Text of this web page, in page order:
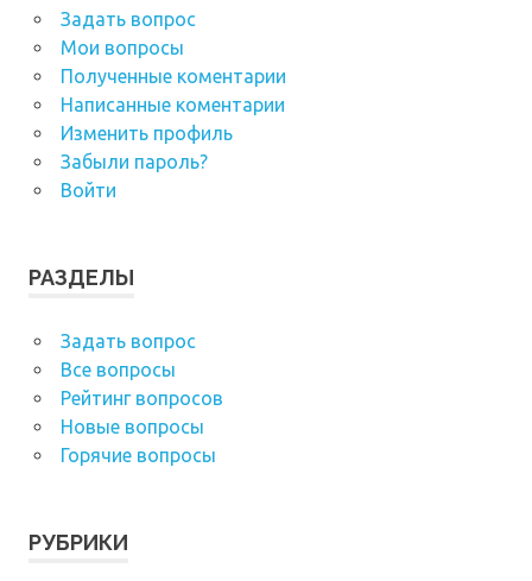
Задать вопрос
Мои вопросы
Полученные коментарии
Написанные коментарии
Изменить профиль
Забыли пароль?
Войти
РАЗДЕЛЫ
Задать вопрос
Все вопросы
Рейтинг вопросов
Новые вопросы
Горячие вопросы
РУБРИКИ